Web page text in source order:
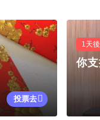
投票去
1天
你